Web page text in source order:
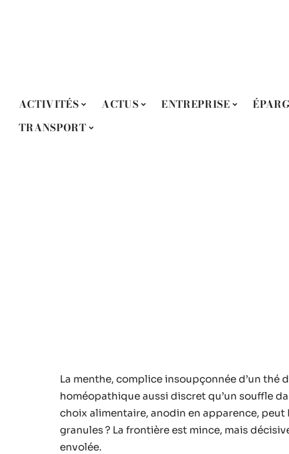
ACTIVITÉS ACTUS ENTREPRISE
TRANSPORT
La menthe, complice insoupçonnée d’un
homéopathique aussi discret qu’un souffle
choix alimentaire, anodin en apparence,
granules ? La frontière est mince, mais
envolée.